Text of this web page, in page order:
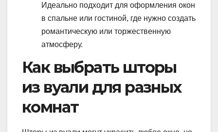
Идеально подходит для оформления окон
в спальне или гостиной, где нужно создать
романтическую или торжественную
атмосферу.
Как выбрать шторы
из вуали для разных
комнат